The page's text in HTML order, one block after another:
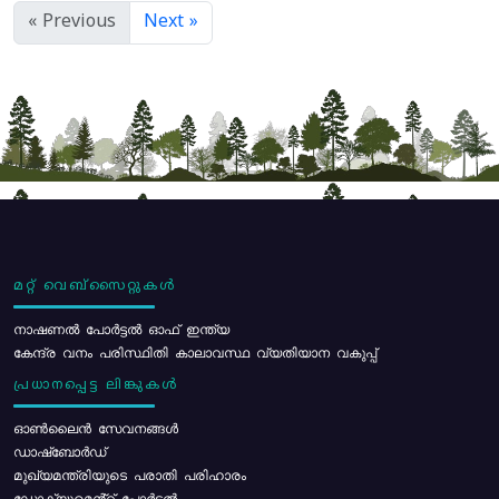
« Previous Next »
മറ്റ് വെബ്സൈറ്റുകൾ
നാഷണൽ പോർട്ടൽ ഓഫ് ഇന്ത്യ
കേന്ദ്ര വനം പരിസ്ഥിതി കാലാവസ്ഥ വ്യതിയാന വകുപ്പ്
പ്രധാനപ്പെട്ട ലിങ്കുകൾ
ഓൺലൈൻ സേവനങ്ങൾ
ഡാഷ്ബോർഡ്
മുഖ്യമന്ത്രിയുടെ പരാതി പരിഹാരം